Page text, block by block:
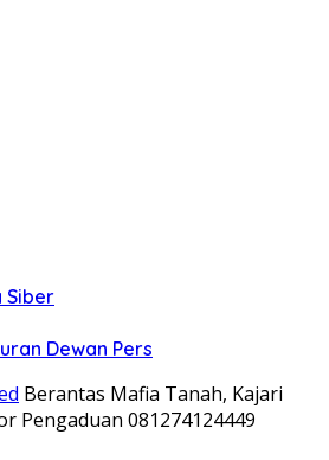
Siber
Dewan Pers
Berantas Mafia Tanah, Kajari
Pengaduan 081274124449